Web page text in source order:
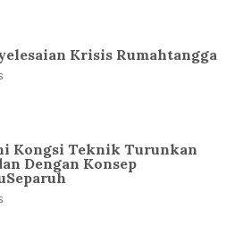
Krisis Rumahtangga
Kongsi Teknik Turunkan
Dengan Konsep